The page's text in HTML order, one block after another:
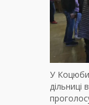
У
дільниці